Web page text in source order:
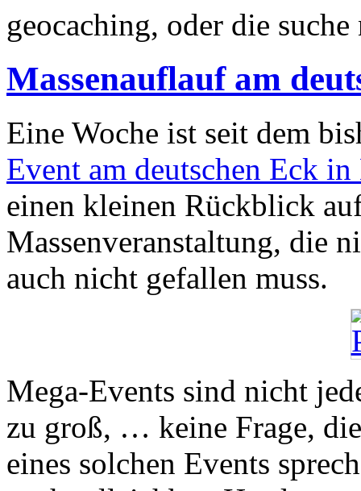
geocaching, oder die
Massenauflauf am
Eine Woche ist seit dem
Event am deutschen Eck
einen kleinen Rückblick
Massenveranstaltung, die
auch nicht gefallen muss.
Mega-Events sind nicht
zu groß, … keine Frage,
eines solchen Events